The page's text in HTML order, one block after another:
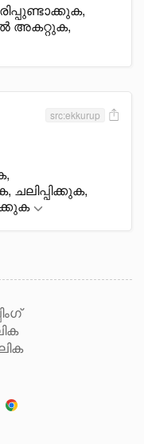
അകറ്റുക,
src:ekkurup
ചലിപ്പിക്കുക,